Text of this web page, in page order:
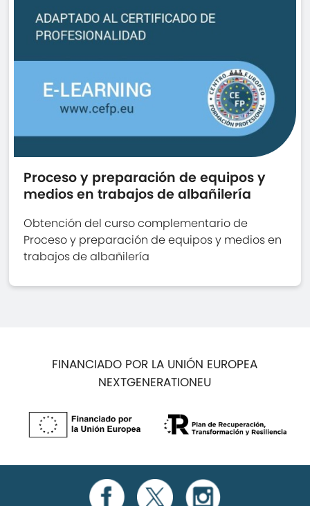
Proceso y preparación de equipos y
medios en trabajos de albañilería
Obtención del curso complementario de
Proceso y preparación de equipos y medios en
trabajos de albañilería
FINANCIADO POR LA UNIÓN EUROPEA
NEXTGENERATIONEU